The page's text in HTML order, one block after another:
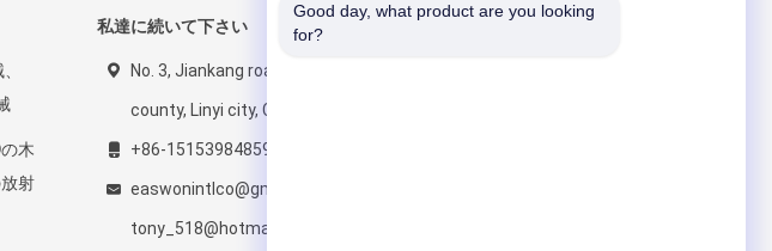
木
射
私達に続いて下さい
No. 3, Jiankang road, Yishui
county, Linyi city, China
+86-15153984859
easwonintlco@gmail.com;
tony_518@hotmail.com
メールでお問い合わせ
Good day, what product are you looking
for?